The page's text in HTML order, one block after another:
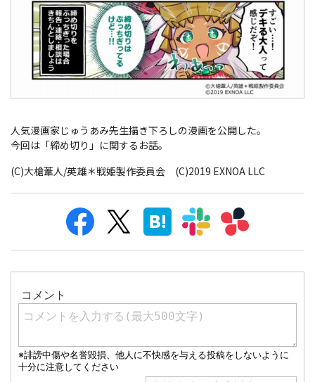
人気漫画家じゅうあみ先生描き下ろしの漫画を公開した。
今回は「締め切り」に関するお話。
(C)大槍葦人/英雄＊戦姫製作委員会 (C)︎2019 EXNOA LLC